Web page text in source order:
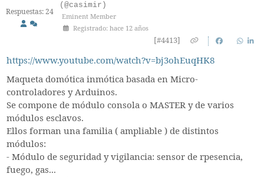
Respuestas: 24
(@casimir)
Eminent Member
Registrado: hace 12 años
[#4413]
https://www.youtube.com/watch?v=bj3ohEuqHK8
Maqueta domótica inmótica basada en Micro-
controladores y Arduinos.
Se compone de módulo consola o MASTER y de varios
módulos esclavos.
Ellos forman una familia ( ampliable ) de distintos
módulos:
- Módulo de seguridad y vigilancia: sensor de rpesencia,
fuego, gas...